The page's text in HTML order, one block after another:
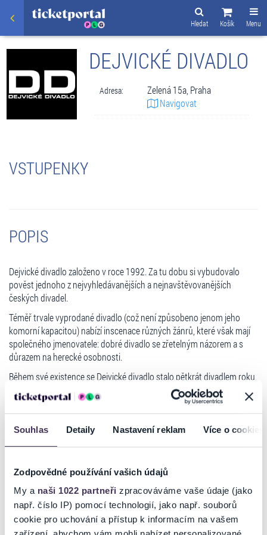
Souhlas Detaily Nastavení reklam Více o cookies
Zodpovědné používání vašich údajů
My a naši 1022 partneři zpracováváme vaše údaje (jako
např. číslo IP) pomocí technologií, jako např. souborů
cookie pro uchování a přístup k informacím na vašem
Menu
Košík
Hledat
DEJVICKÉ DIVADLO
Adresa:
Zelená 15a, Praha
Navigovat
VSTUPENKY
POPIS
Dejvické divadlo založeno v roce 1992. Za tu dobu si vybudovalo
pověst jednoho z nejvyhledávanějších a nejnavštěvovanějších
českých divadel.
Téměř trvale vyprodané divadlo (což není způsobeno jenom jeho
komorní kapacitou) nabízí inscenace různých žánrů, které však mají
společného jmenovatele: dobré divadlo se zřetelným názorem a s
důrazem na herecké osobnosti.
Během své existence se Dejvické divadlo stalo pětkrát divadlem roku,
řadu významných ocenění získaly nejen inscenace, ale i jednotliví
umělci. Každoročně se jméno Dejvického divadla objevuje v
nominacích na nejprestižnější divadelní cen.
Ticketportal je zárukou pravosti vstupenek
Na stránkách společnosti Ticketportal si vždy zakoupíte
originální vstupenky.
Ticketportal nemůže zaručit pravost vstupenek
zakoupených na přeprodejních portálech. Ticketportal s